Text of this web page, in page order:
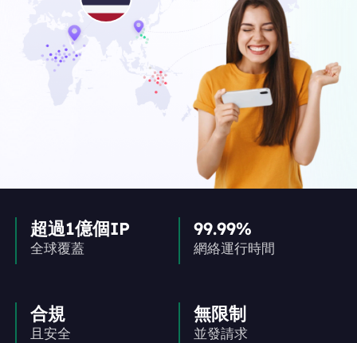
超過1億個IP
全球覆蓋
99.99%
網絡運行時間
合規
且安全
無限制
並發請求